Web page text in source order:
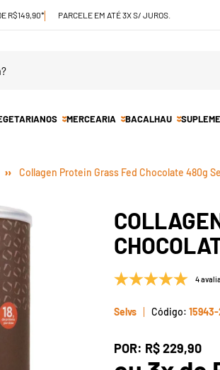
R$149,90* PARCELE EM ATÉ 3X S/ JUROS.
MERCEARIA BACALHAU
Collagen Protein Grass Fed Chocolate 480g
4
Selvs
POR: R$ 229,90